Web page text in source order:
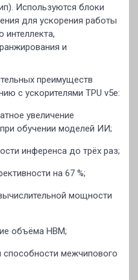
Используются блоки
для ускорения работы
интеллекта,
и
преимуществ
с ускорителями TPU v5e:
увеличение
обучении моделей ИИ;
инференса до трёх раз;
на 67 %;
мощности
объёма HBM;
способности межчипового